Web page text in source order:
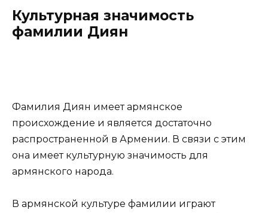
Культурная значимость
фамилии Диян
Фамилия Диян имеет армянское
происхождение и является достаточно
распространенной в Армении. В связи с этим
она имеет культурную значимость для
армянского народа.
В армянской культуре фамилии играют